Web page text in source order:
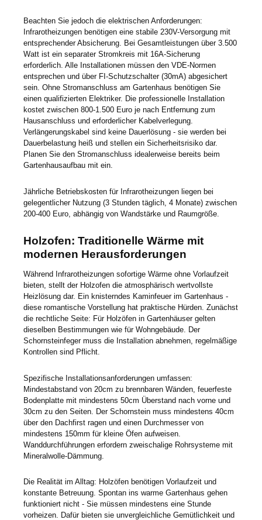
Beachten Sie jedoch die elektrischen Anforderungen:
Infrarotheizungen benötigen eine stabile 230V-Versorgung mit
entsprechender Absicherung. Bei Gesamtleistungen über 3.500
Watt ist ein separater Stromkreis mit 16A-Sicherung
erforderlich. Alle Installationen müssen den VDE-Normen
entsprechen und über FI-Schutzschalter (30mA) abgesichert
sein. Ohne Stromanschluss am Gartenhaus benötigen Sie
einen qualifizierten Elektriker. Die professionelle Installation
kostet zwischen 800-1.500 Euro je nach Entfernung zum
Hausanschluss und erforderlicher Kabelverlegung.
Verlängerungskabel sind keine Dauerlösung - sie werden bei
Dauerbelastung heiß und stellen ein Sicherheitsrisiko dar.
Planen Sie den Stromanschluss idealerweise bereits beim
Gartenhausaufbau mit ein.
Jährliche Betriebskosten für Infrarotheizungen liegen bei
gelegentlicher Nutzung (3 Stunden täglich, 4 Monate) zwischen
200-400 Euro, abhängig von Wandstärke und Raumgröße.
Holzofen: Traditionelle Wärme mit
modernen Herausforderungen
Während Infrarotheizungen sofortige Wärme ohne Vorlaufzeit
bieten, stellt der Holzofen die atmosphärisch wertvollste
Heizlösung dar. Ein knisterndes Kaminfeuer im Gartenhaus -
diese romantische Vorstellung hat praktische Hürden. Zunächst
die rechtliche Seite: Für Holzöfen in Gartenhäuser gelten
dieselben Bestimmungen wie für Wohngebäude. Der
Schornsteinfeger muss die Installation abnehmen, regelmäßige
Kontrollen sind Pflicht.
Spezifische Installationsanforderungen umfassen:
Mindestabstand von 20cm zu brennbaren Wänden, feuerfeste
Bodenplatte mit mindestens 50cm Überstand nach vorne und
30cm zu den Seiten. Der Schornstein muss mindestens 40cm
über den Dachfirst ragen und einen Durchmesser von
mindestens 150mm für kleine Öfen aufweisen.
Wanddurchführungen erfordern zweischalige Rohrsysteme mit
Mineralwolle-Dämmung.
Die Realität im Alltag: Holzöfen benötigen Vorlaufzeit und
konstante Betreuung. Spontan ins warme Gartenhaus gehen
funktioniert nicht - Sie müssen mindestens eine Stunde
vorheizen. Dafür bieten sie unvergleichliche Gemütlichkeit und